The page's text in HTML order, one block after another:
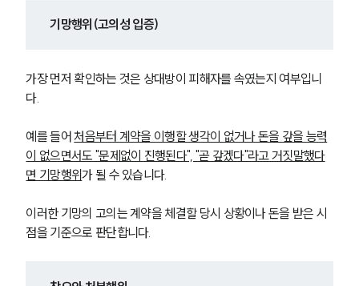
기망행위(고의성 입증)
가장 먼저 확인하는 것은 상대방이 피해자를 속였는지 여부입니
다.
예를 들어 처음부터 계약을 이행할 생각이 없거나 돈을 갚을 능력
이 없으면서도 "문제없이 진행된다", "곧 갚겠다"라고 거짓말했다
면 기망행위가 될 수 있습니다.
이러한 기망의 고의는 계약을 체결할 당시 상황이나 돈을 받은 시
점을 기준으로 판단합니다.